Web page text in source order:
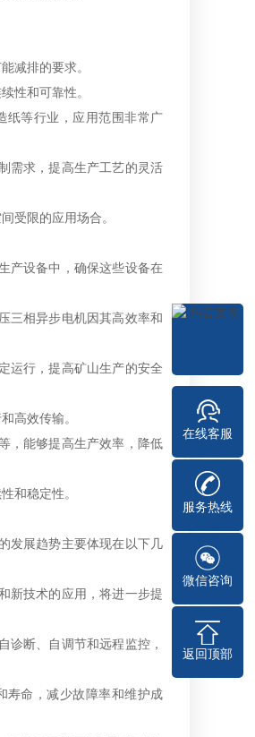
减排的要求。
性和可靠性。
纸等行业，应用范围非常广
需求，提高生产工艺的灵活
受限的应用场合。
产设备中，确保这些设备在
三相异步电机因其高效率和
运行，提高矿山生产的安全
高效传输。
，能够提高生产效率，降低
和稳定性。
发展趋势主要体现在以下几
新技术的应用，将进一步提
诊断、自调节和远程监控，
寿命，减少故障率和维护成
在线客服
服务热线
微信咨询
返回顶部